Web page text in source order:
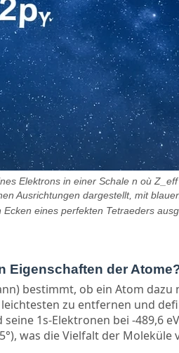
Elektrons in einer Schale n où
Ausrichtungen dargestellt, mit
eines perfekten Tetraeders
Eigenschaften der
bestimmt, ob ein Atom
zu entfernen und
1s-Elektronen bei -489,6
was die Vielfalt der Moleküle